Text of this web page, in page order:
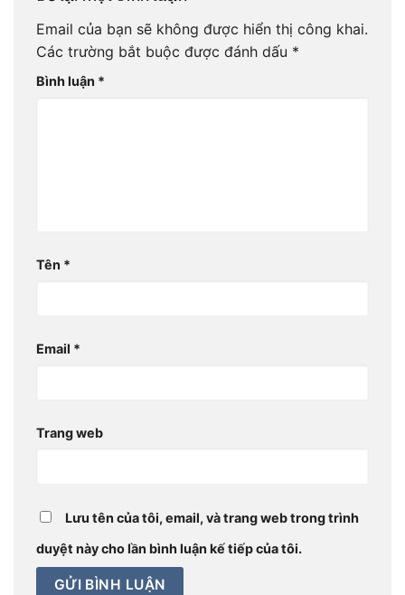
Email của bạn sẽ không được hiển thị công khai.
Các trường bắt buộc được đánh dấu *
Bình luận *
Tên *
Email *
Trang web
Lưu tên của tôi, email, và trang web trong trình
duyệt này cho lần bình luận kế tiếp của tôi.